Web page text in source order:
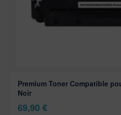
Premium Toner Compatible
Noir
69,90 €